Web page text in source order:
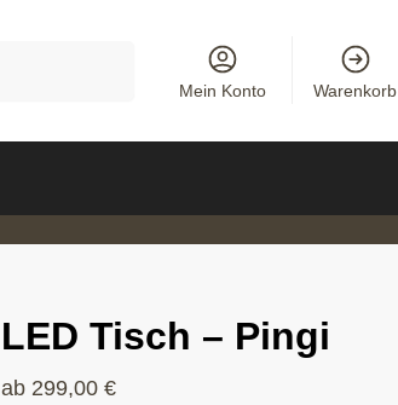
Mein Konto Warenkorb
LED Tisch – Pingi
ab 299,00€